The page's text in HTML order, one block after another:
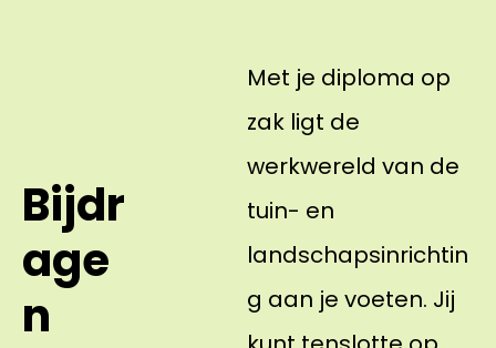
Bijdr
age
n
Met je diploma op
zak ligt de
werkwereld van de
tuin- en
landschapsinrichtin
g aan je voeten. Jij